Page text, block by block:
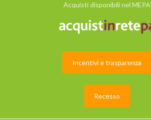
Acquisti disponibili nel MEPA
Incentivi e trasparenza
Recesso